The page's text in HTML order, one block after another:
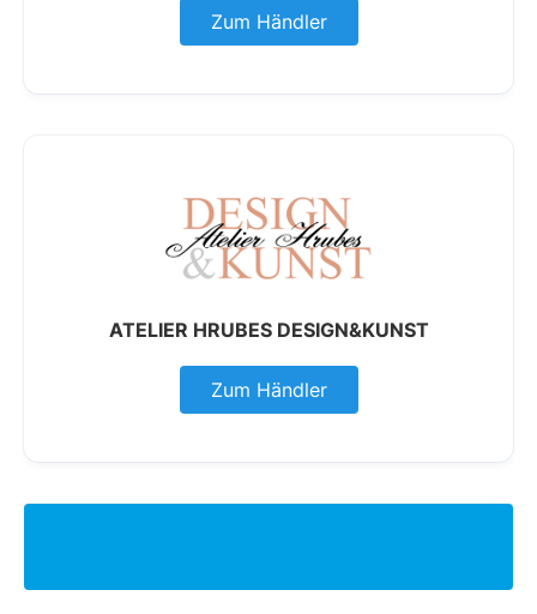
Zum Händler
ATELIER HRUBES DESIGN&KUNST
Zum Händler